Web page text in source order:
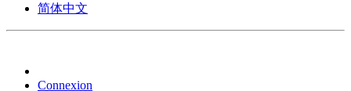
简体中文
Connexion